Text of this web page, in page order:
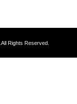
.All Rights Reserved.